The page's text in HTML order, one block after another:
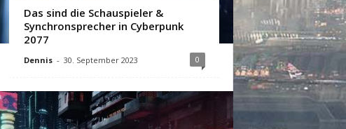
Das sind die Schauspieler &
Synchronsprecher in Cyberpunk
2077
Dennis - 30. September 2023 0